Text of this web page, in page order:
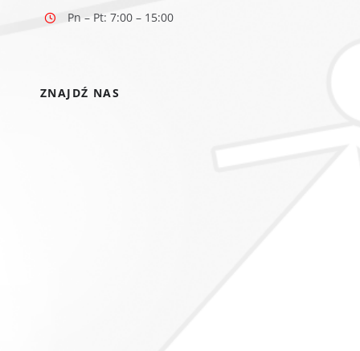
Pn – Pt: 7:00 – 15:00
ZNAJDŹ NAS